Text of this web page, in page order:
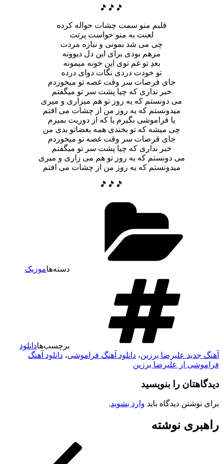
🎵🎵🎵
قلبم منو سمت چشات حواله کرده
لعنت به منو حواست پرتت
چی می شد بمونی و نبازه مردت
مرهم بودی برای این دل دیوونه
بعدِ تو غم توی این خونه میمونه
تو خودت دردی نگات دوای درده
جای قرصات سر وقت غصه تو میخوردم
خبر نداری که چیا پشت سر تو میگفتم
می دونستم که یه روز تو هم میزاری و میری
میدونستم که یه روز من از چشات می افتم
یا فراموشی بگیرم یا که از دوریت بمیرم
چی میشه که تو بخندی همه بغضاتو بدی من
جای قرصات سر وقت غصه تو میخوردم
خبر نداری که چیا پشت سر تو میگفتم
می دونستم که یه روز تو هم می زاری و میری
میدونستم که یه روز من از چشات می افتم
🎵🎵🎵
دسته‌هاموزیک
برچسب‌هادانلود
آهنگ جدید علیرضا برزین، دانلود آهنگ فراموشی، دانلود آهنگ
فراموشی از علیرضا برزین
دیدگاهتان را بنویسید
برای نوشتن دیدگاه باید وارد بشوید.
راهبری نوشته